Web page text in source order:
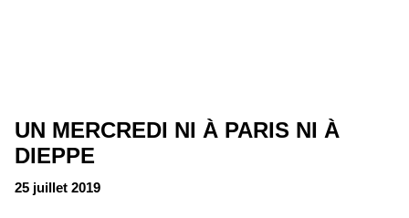
UN MERCREDI NI À PARIS NI À
DIEPPE
25 juillet 2019